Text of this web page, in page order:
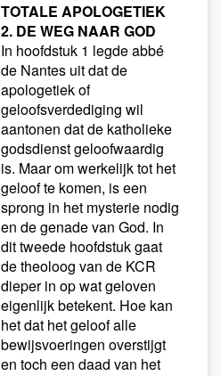
TOTALE APOLOGETIEK
2. DE WEG NAAR GOD
In hoofdstuk 1 legde abbé
de Nantes uit dat de
apologetiek of
geloofsverdediging wil
aantonen dat de katholieke
godsdienst geloofwaardig
is. Maar om werkelijk tot het
geloof te komen, is een
sprong in het mysterie nodig
en de genade van God. In
dit tweede hoofdstuk gaat
de theoloog van de KCR
dieper in op wat geloven
eigenlijk betekent. Hoe kan
het dat het geloof alle
bewijsvoeringen overstijgt
en toch een daad van het